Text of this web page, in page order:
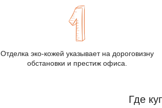
Отделка эко-кожей указывает на дороговизну
обстановки и престиж офиса.
Где